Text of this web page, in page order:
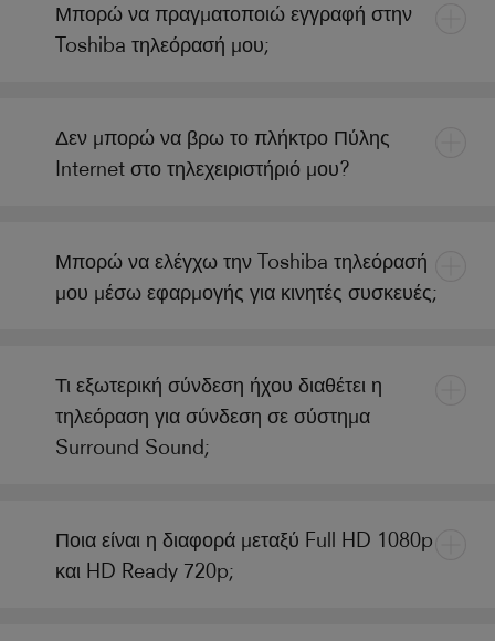
Μπορώ να πραγματοποιώ εγγραφή στην
Toshiba τηλεόρασή μου;
Δεν μπορώ να βρω το πλήκτρο Πύλης
Internet στο τηλεχειριστήριό μου?
Μπορώ να ελέγχω την Toshiba τηλεόρασή
μου μέσω εφαρμογής για κινητές συσκευές;
Τι εξωτερική σύνδεση ήχου διαθέτει η
τηλεόραση για σύνδεση σε σύστημα
Surround Sound;
Ποια είναι η διαφορά μεταξύ Full HD 1080p
και HD Ready 720p;